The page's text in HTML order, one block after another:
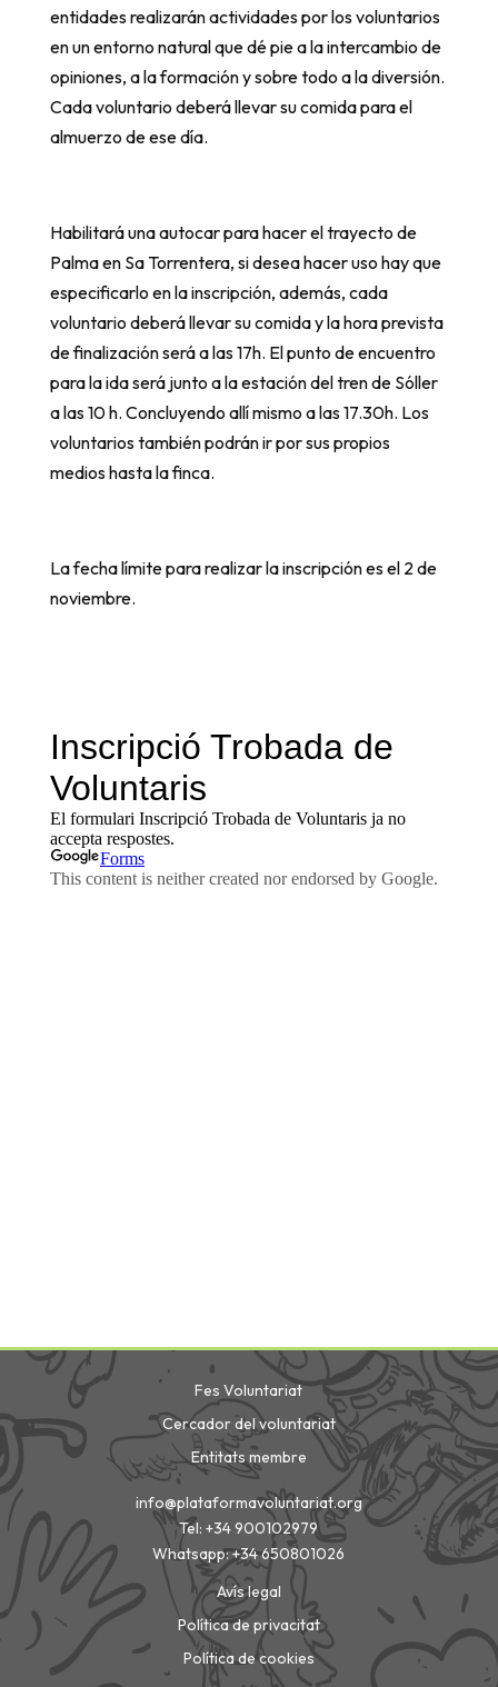
entidades realizarán actividades por los voluntarios
en un entorno natural que dé pie a la intercambio de
opiniones, a la formación y sobre todo a la diversión.
Cada voluntario deberá llevar su comida para el
almuerzo de ese día.
Habilitará una autocar para hacer el trayecto de
Palma en Sa Torrentera, si desea hacer uso hay que
especificarlo en la inscripción, además, cada
voluntario deberá llevar su comida y la hora prevista
de finalización será a las 17h. El punto de encuentro
para la ida será junto a la estación del tren de Sóller
a las 10 h. Concluyendo allí mismo a las 17.30h. Los
voluntarios también podrán ir por sus propios
medios hasta la finca.
La fecha límite para realizar la inscripción es el 2 de
noviembre.
Fes Voluntariat
Cercador del voluntariat
Entitats membre
info@plataformavoluntariat.org
Tel: +34 900102979
Whatsapp: +34 650801026
Avís legal
Política de privacitat
Política de cookies